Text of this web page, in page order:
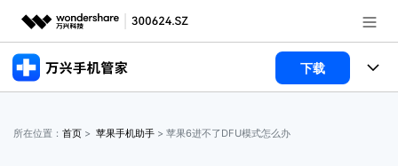
推荐产品
实用工具
下载
所在位置： 首页 > 苹果手机助手 > 苹果6进不了DFU模式怎么办